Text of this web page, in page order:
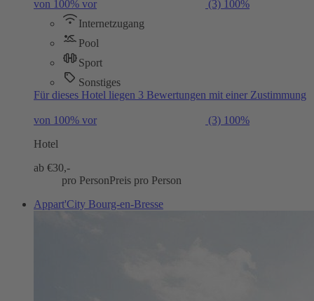
von 100% vor (3) 100%
Internetzugang
Pool
Sport
Sonstiges
Für dieses Hotel liegen 3 Bewertungen mit einer Zustimmung
von 100% vor (3) 100%
Hotel
ab €30,-
pro PersonPreis pro Person
Appart'City Bourg-en-Bresse